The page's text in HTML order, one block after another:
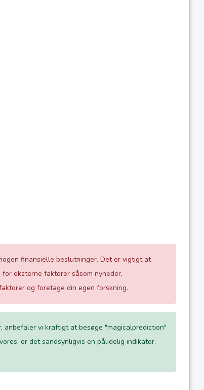
finansielle beslutninger. Det er vigtigt at
eksterne faktorer såsom nyheder,
og foretage din egen forskning.
anbefaler vi kraftigt at besøge "magicalprediction"
er det sandsynligvis en pålidelig indikator,